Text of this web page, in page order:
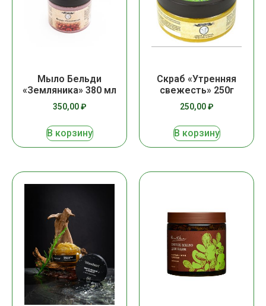
Мыло Бельди
«Земляника» 380 мл
350,00₽
В корзину
Скраб «Утренняя
свежесть» 250г
250,00₽
В корзину